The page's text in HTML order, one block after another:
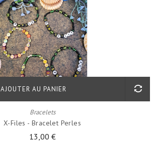
Bracelets
X-Files - Bracelet Perles
13,00 €
AJOUTER AU PANIER